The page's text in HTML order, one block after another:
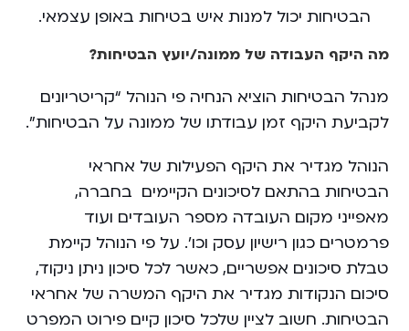
הבטיחות יכול למנות איש בטיחות באופן עצמאי.
מה היקף העבודה של ממונה/יועץ הבטיחות?
מנהל הבטיחות הוציא הנחיה פי הנוהל “קריטריונים
לקביעת היקף זמן עבודתו של ממונה על הבטיחות”.
הנוהל מגדיר את היקף הפעילות של אחראי
הבטיחות בהתאם לסיכונים הקיימים בחברה,
מאפייני מקום העובדה מספר העובדים ועוד
פרמטרים כגון רישיון עסק וכו’. על פי הנוהל קיימת
טבלת סיכונים אפשריים, כאשר לכל סיכון ניתן ניקוד,
סיכום הנקודות מגדיר את היקף המשרה של אחראי
הבטיחות. חשוב לציין שלכל סיכון קיים פירוט המפרט